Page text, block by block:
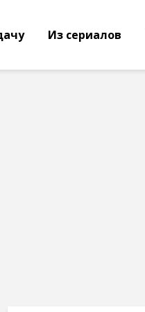
Из сериалов